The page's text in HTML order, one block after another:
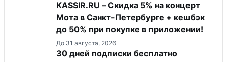
KASSIR.RU – Скидка 5% на концерт
Мота в Санкт-Петербурге + кешбэк
до 50% при покупке в приложении!
До 31 августа, 2026
30 дней подписки бесплатно